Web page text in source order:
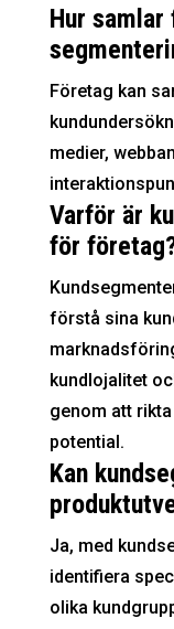
Hur
Företag kan
medier,
Varför är
för
förstå sina
kundlojalitet
genom att
potential.
Kan
Ja, med
identifiera
olika